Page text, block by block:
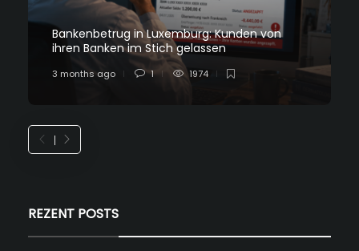
Bankenbetrug in Luxemburg: Kunden von
ihren Banken im Stich gelassen
3 months ago 1 1974
REZENT POSTS